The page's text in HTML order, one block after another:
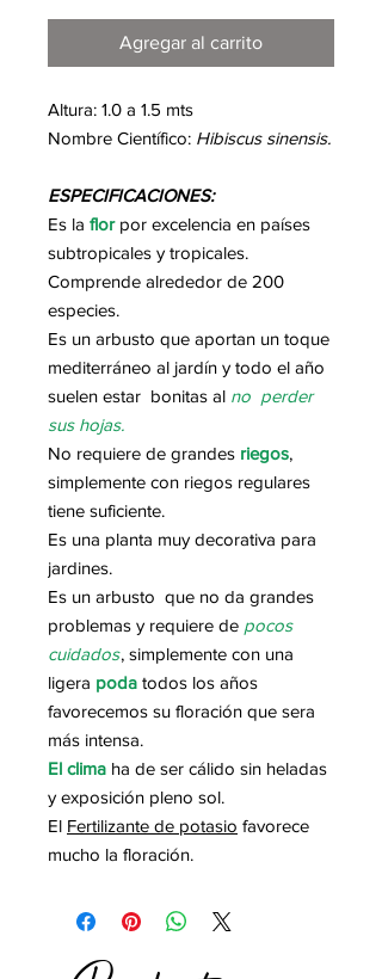
Agregar al carrito
Altura: 1.0 a 1.5 mts
Nombre Científico: Hibiscus sinensis.
ESPECIFICACIONES:
Es la florpor excelencia en países
subtropicales y tropicales.
Comprende alrededor de 200
especies.
Es un arbusto que aportan un toque
mediterráneo al jardín y todo el año
suelen estar bonitas al no perder
sus hojas.
No requiere de grandes riegos,
simplemente con riegos regulares
tiene suficiente.
Es una planta muy decorativa para
jardines.
Es un arbusto que no da grandes
problemas y requiere de pocos
cuidados, simplemente con una
ligera poda todos los años
favorecemos su floración que sera
más intensa.
El clima ha de ser cálido sin heladas
y exposición pleno sol.
El Fertilizante de potasio favorece
mucho la floración.